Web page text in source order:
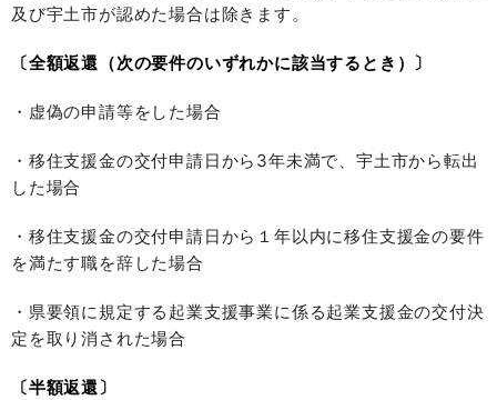
及び宇土市が認めた場合は除きます。
〔全額返還（次の要件のいずれかに該当するとき）〕
・虚偽の申請等をした場合
・移住支援金の交付申請日から3年未満で、宇土市から転出
した場合
・移住支援金の交付申請日から１年以内に移住支援金の要件
を満たす職を辞した場合
・県要領に規定する起業支援事業に係る起業支援金の交付決
定を取り消された場合
〔半額返還〕